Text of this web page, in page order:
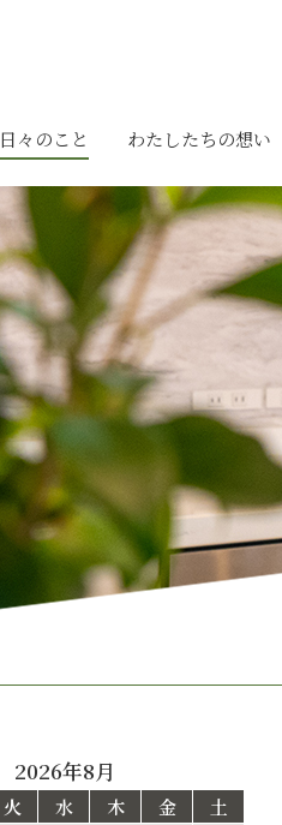
日々のこと わたしたちの想い
2026年8月
火 水 木 金
土